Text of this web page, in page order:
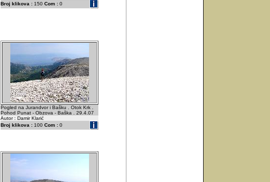
Broj klikova : 150 Com : 0
Pogled na Jurandvor i Bašku . Otok Krk .
Pohod Punat - Obzova - Baška . 29.4.07
Autor : Damir Klarić
Broj klikova : 100 Com : 0